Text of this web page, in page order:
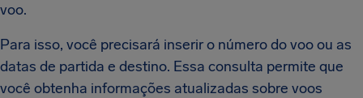
voo.
Para isso, você precisará inserir o número do voo ou as
datas de partida e destino. Essa consulta permite que
você obtenha informações atualizadas sobre voos